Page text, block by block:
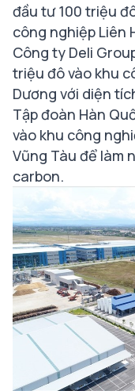
đầu tư 100 triệu
công nghiệp Liên
Công ty Deli
triệu đô vào khu
Dương với diện
Tập đoàn Hàn
vào khu công
Vũng Tàu để làm
carbon.